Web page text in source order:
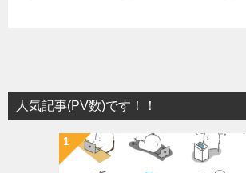
人気記事(PV数)です！！